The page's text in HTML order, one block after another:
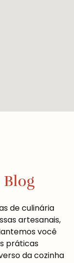
Blog
de culinária
artesanais,
você
práticas
da cozinha